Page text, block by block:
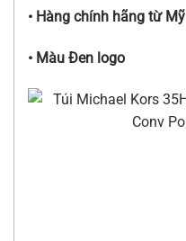
• Hàng chính hãng từ Mỹ
• Màu Đen logo